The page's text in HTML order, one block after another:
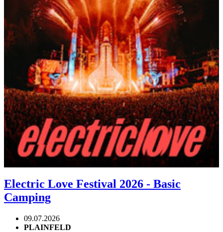
Electric Love Festival 2026 - Basic
Camping
09.07.2026
PLAINFELD